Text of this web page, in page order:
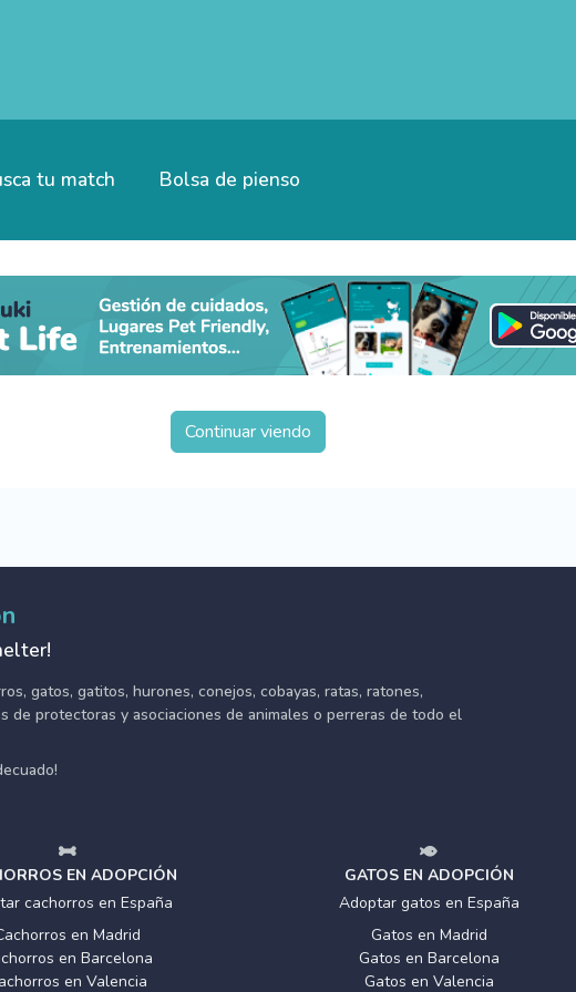
tu match Bolsa de pienso
Continuar viendo
gatos, gatitos, hurones, conejos, cobayas, ratas, ratones,
de protectoras y asociaciones de animales o perreras de todo el
EN ADOPCIÓN
cachorros en España
en Madrid
en Barcelona
en Valencia
GATOS EN ADOPCIÓN
Adoptar gatos en España
Gatos en Madrid
Gatos en Barcelona
Gatos en Valencia